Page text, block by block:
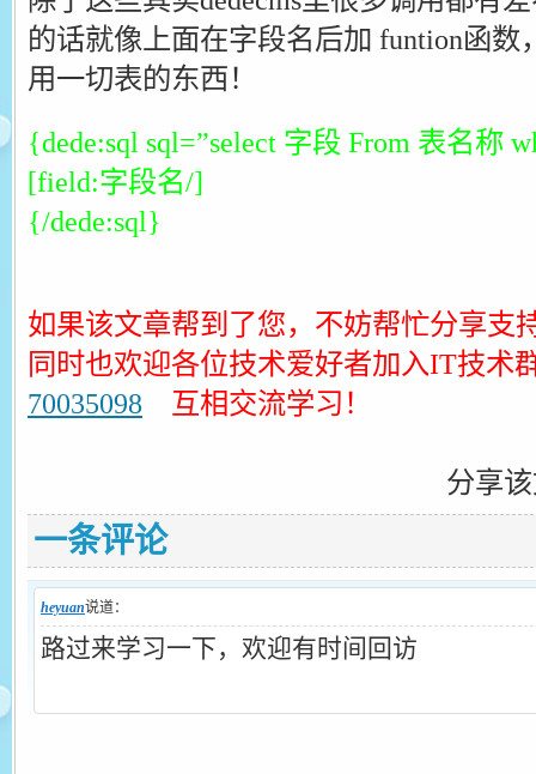
的话就像上面在字段名后加 funtion函数
用一切表的东西！
{dede:sql sql=”select 字段 From 表名称
[field:字段名/]
{/dede:sql}
如果该文章帮到了您，不妨帮忙分享支
同时也欢迎各位技术爱好者加入IT技术
70035098 互相交流学习！
分享
一条评论
heyuan说道：
路过来学习一下，欢迎有时间回访